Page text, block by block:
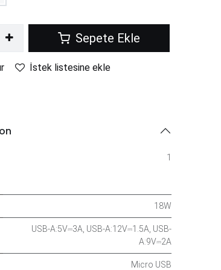
Sepete Ekle
İstek listesine ekle
1
18W
USB-A:5V⎓3A USB-A:12V⎓1.5A USB-
A:9V⎓2A
Micro USB